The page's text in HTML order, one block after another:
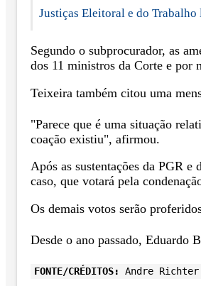
Justiças Eleitoral e do Trabalho
Segundo o subprocurador, as
dos 11 ministros da Corte e por
Teixeira também citou uma
"Parece que é uma situação
coação existiu", afirmou.
Após as sustentações da PGR
caso, que votará pela
Os demais votos serão
Desde o ano passado, Eduardo
FONTE/CRÉDITOS: Andre